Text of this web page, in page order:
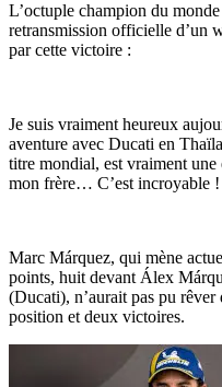
L’octuple champion du
retransmission officielle d’un
par cette victoire :
Je suis vraiment heureux
aventure avec Ducati en
titre mondial, est vraiment
mon frère… C’est incroyable !
Marc Márquez, qui mène
points, huit devant Álex
(Ducati), n’aurait pas pu
position et deux victoires.